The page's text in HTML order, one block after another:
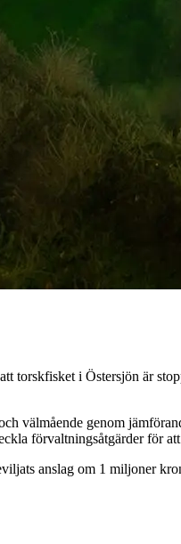
torskfisket i Östersjön är
välmående genom
förvaltningsåtgärder för
anslag om 1 miljoner